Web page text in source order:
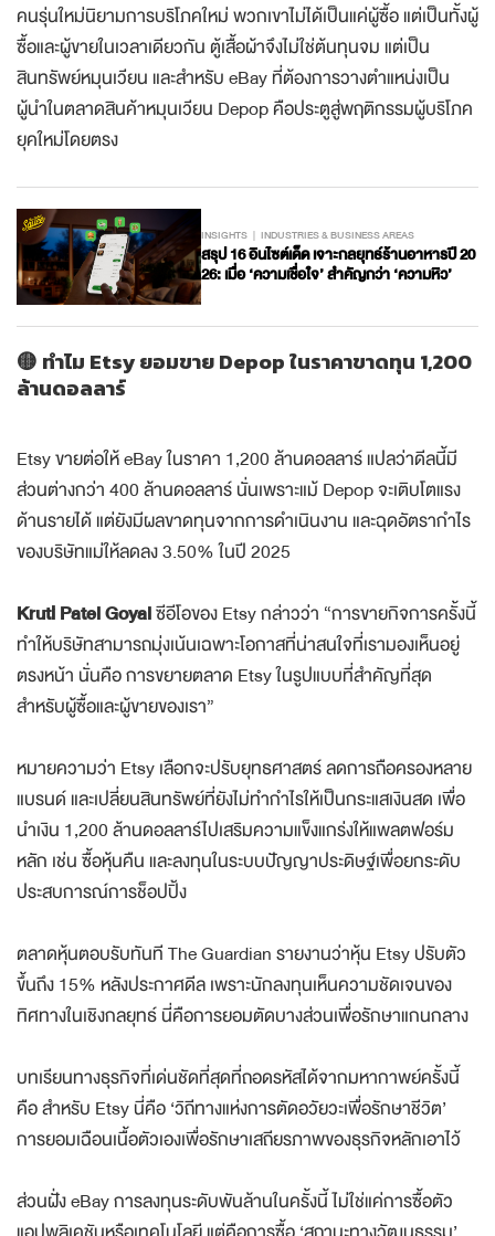
คนรุ่นใหม่นิยามการบริโภคใหม่ พวกเขาไม่ได้เป็นแค่ผู้ซื้อ แต่เป็นทั้งผู้
ซื้อและผู้ขายในเวลาเดียวกัน ตู้เสื้อผ้าจึงไม่ใช่ต้นทุนจม แต่เป็น
สินทรัพย์หมุนเวียน และสำหรับ eBay ที่ต้องการวางตำแหน่งเป็น
ผู้นำในตลาดสินค้าหมุนเวียน Depop คือประตูสู่พฤติกรรมผู้บริโภค
ยุคใหม่โดยตรง
INSIGHTS INDUSTRIES & BUSINESS AREAS
สรุป 16 อินไซต์เด็ด เจาะกลยุทธ์ร้านอาหารปี 20
26: เมื่อ ‘ความเชื่อใจ’ สำคัญกว่า ‘ความหิว’
🟡 ทำไม Etsy ยอมขาย Depop ในราคาขาดทุน 1,200
ล้านดอลลาร์
Etsy ขายต่อให้ eBay ในราคา 1,200 ล้านดอลลาร์ แปลว่าดีลนี้มี
ส่วนต่างกว่า 400 ล้านดอลลาร์ นั่นเพราะแม้ Depop จะเติบโตแรง
ด้านรายได้ แต่ยังมีผลขาดทุนจากการดำเนินงาน และฉุดอัตรากำไร
ของบริษัทแม่ให้ลดลง 3.50% ในปี 2025
Kruti Patel Goyalซีอีโอของ Etsy กล่าวว่า “การขายกิจการครั้งนี้
ทำให้บริษัทสามารถมุ่งเน้นเฉพาะโอกาสที่น่าสนใจที่เรามองเห็นอยู่
ตรงหน้า นั่นคือ การขยายตลาด Etsy ในรูปแบบที่สำคัญที่สุด
สำหรับผู้ซื้อและผู้ขายของเรา”
หมายความว่า Etsy เลือกจะปรับยุทธศาสตร์ ลดการถือครองหลาย
แบรนด์ และเปลี่ยนสินทรัพย์ที่ยังไม่ทำกำไรให้เป็นกระแสเงินสด เพื่อ
นำเงิน 1,200 ล้านดอลลาร์ไปเสริมความแข็งแกร่งให้แพลตฟอร์ม
หลัก เช่น ซื้อหุ้นคืน และลงทุนในระบบปัญญาประดิษฐ์เพื่อยกระดับ
ประสบการณ์การช็อปปิ้ง
ตลาดหุ้นตอบรับทันที The Guardian รายงานว่าหุ้น Etsy ปรับตัว
ขึ้นถึง 15% หลังประกาศดีล เพราะนักลงทุนเห็นความชัดเจนของ
ทิศทางในเชิงกลยุทธ์ นี่คือการยอมตัดบางส่วนเพื่อรักษาแกนกลาง
บทเรียนทางธุรกิจที่เด่นชัดที่สุดที่ถอดรหัสได้จากมหากาพย์ครั้งนี้
คือ สำหรับ Etsy นี่คือ ‘วิถีทางแห่งการตัดอวัยวะเพื่อรักษาชีวิต’
การยอมเฉือนเนื้อตัวเองเพื่อรักษาเสถียรภาพของธุรกิจหลักเอาไว้
ส่วนฝั่ง eBay การลงทุนระดับพันล้านในครั้งนี้ ไม่ใช่แค่การซื้อตัว